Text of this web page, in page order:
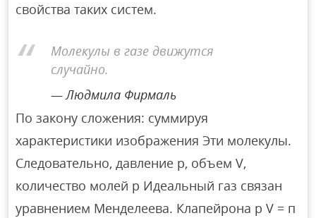
свойства таких систем.
Молекулы в газе движутся
случайно.
Людмила Фирмаль
По закону сложения: суммируя
характеристики изображения Эти молекулы.
Следовательно, давление р, объем V,
количество молей р Идеальный газ связан
уравнением Менделеева. Клапейрона р V = п